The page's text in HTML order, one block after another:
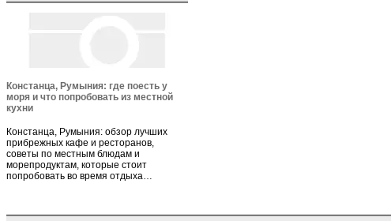
Констанца, Румыния: где поесть у
моря и что попробовать из местной
кухни
Констанца, Румыния: обзор лучших
прибрежных кафе и ресторанов,
советы по местным блюдам и
морепродуктам, которые стоит
попробовать во время отдыха…